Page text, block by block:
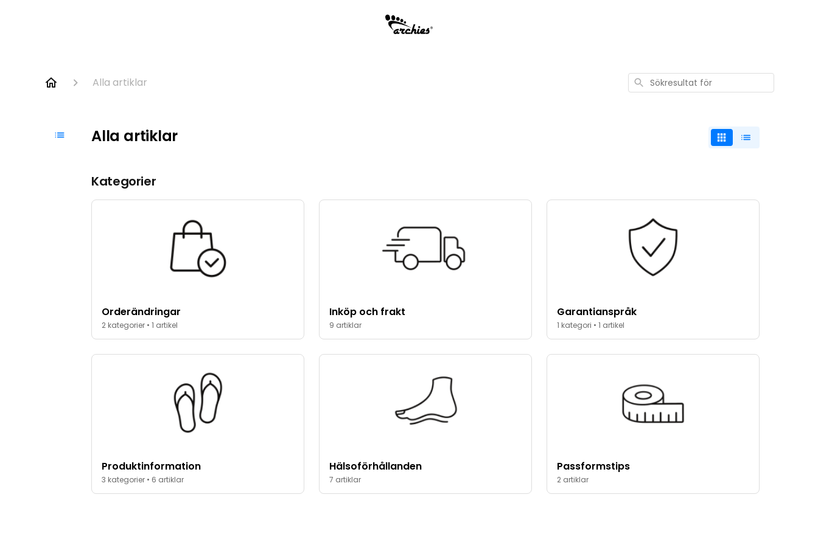
Alla artiklar
Sökresultat
för
Alla artiklar
Kategorier
Orderändringar
2 kategorier • 1 artikel
Inköp och frakt
9 artiklar
Garantianspråk
1 kategori • 1 artikel
Produktinformation
3 kategorier • 6 artiklar
Hälsoförhållanden
7 artiklar
Passformstips
2 artiklar